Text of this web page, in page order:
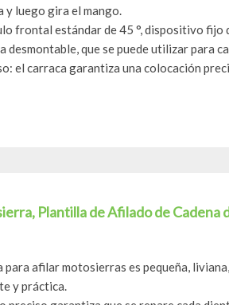
y luego gira el mango.
frontal estándar de 45 °, dispositivo fijo
desmontable, que se puede utilizar para
el carraca garantiza una colocación
Plantilla de Afilado de
afilar motosierras es pequeña,
y práctica.